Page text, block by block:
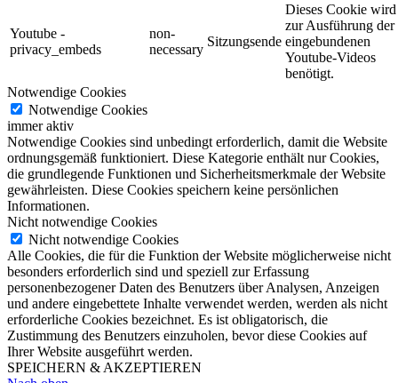
Youtube -
privacy_embeds
non-
necessary
Sitzungsende
Dieses Cookie wird
zur Ausführung der
eingebundenen
Youtube-Videos
benötigt.
Notwendige Cookies
Notwendige Cookies
immer aktiv
Notwendige Cookies sind unbedingt erforderlich, damit die Website
ordnungsgemäß funktioniert. Diese Kategorie enthält nur Cookies,
die grundlegende Funktionen und Sicherheitsmerkmale der Website
gewährleisten. Diese Cookies speichern keine persönlichen
Informationen.
Nicht notwendige Cookies
Nicht notwendige Cookies
Alle Cookies, die für die Funktion der Website möglicherweise nicht
besonders erforderlich sind und speziell zur Erfassung
personenbezogener Daten des Benutzers über Analysen, Anzeigen
und andere eingebettete Inhalte verwendet werden, werden als nicht
erforderliche Cookies bezeichnet. Es ist obligatorisch, die
Zustimmung des Benutzers einzuholen, bevor diese Cookies auf
Ihrer Website ausgeführt werden.
SPEICHERN & AKZEPTIEREN